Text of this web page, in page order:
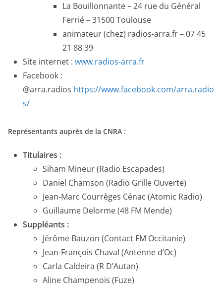
La Bouillonnante – 24 rue du Général
Ferrié – 31500 Toulouse
animateur (chez) radios-arra.fr – 07 45
21 88 39
Site internet : www.radios-arra.fr
Facebook :
@arra.radios https://www.facebook.com/arra.radio
s/
Représentants auprès de la CNRA :
Titulaires :
Siham Mineur (Radio Escapades)
Daniel Chamson (Radio Grille Ouverte)
Jean-Marc Courrèges Cénac (Atomic Radio)
Guillaume Delorme (48 FM Mende)
Suppléants :
Jérôme Bauzon (Contact FM Occitanie)
Jean-François Chaval (Antenne d’Oc)
Carla Caldeira (R D’Autan)
Aline Champenois (Fuze)